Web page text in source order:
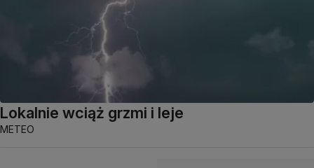
Lokalnie wciąż grzmi i leje
METEO